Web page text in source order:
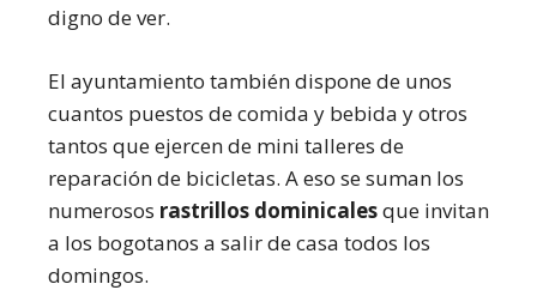
digno de ver.
El ayuntamiento también dispone de unos
cuantos puestos de comida y bebida y otros
tantos que ejercen de mini talleres de
reparación de bicicletas. A eso se suman los
numerosos rastrillos dominicalesque invitan
a los bogotanos a salir de casa todos los
domingos.